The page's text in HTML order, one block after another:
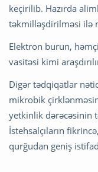
keçirilib. Hazırda
təkmilləşdirilməsi ilə
Elektron burun,
vasitəsi kimi
Digər tədqiqatlar
mikrobik
yetkinlik dərəcəsinin
İstehsalçıların
qurğudan geniş